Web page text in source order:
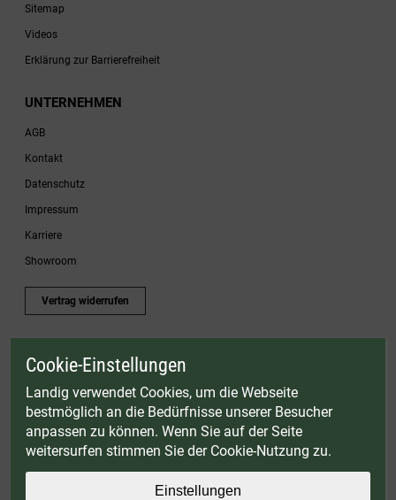
Sitemap
Videos
Erklärung zur Barrierefreiheit
UNTERNEHMEN
AGB
Kontakt
Datenschutz
Impressum
Karriere
Showroom
Vertrag widerrufen
* Gültig bis einschließlich 17.08.2026. Keine Barauszahlung möglich. Nicht mit
Zubehörartikel. Nicht einlösbar auf bereits rabattierte Sets.
© Landig 1982-2026 (44 Jahre Qualität)
Alle Preise inkl. gesetzl. Mehrwertsteuer, zuzüglich Versandkosten
Weitere Marken oder Shops der Landig + Lava GmbH & Co. KG: LAVA - Vakuumiergeräte
DRY AGER - Reifeschränke|VIESSMANN - Kühlzellen
Cookie-Einstellungen
Landig verwendet Cookies, um die Webseite
bestmöglich an die Bedürfnisse unserer Besucher
anpassen zu können. Wenn Sie auf der Seite
weitersurfen stimmen Sie der Cookie-Nutzung zu.
Einstellungen